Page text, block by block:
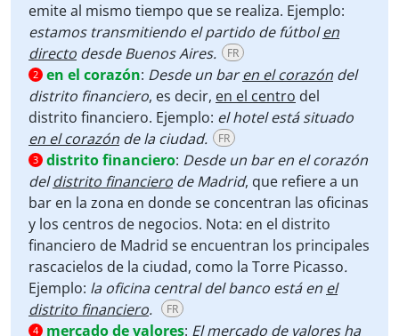
emite al mismo tiempo que se realiza. Ejemplo:
estamos transmitiendo el partido de fútbolen
directo desde Buenos Aires. FR
2 en el corazón: Desde un baren el corazón del
distrito financiero, es decir, en el centro del
distrito financiero. Ejemplo: el hotel está situado
en el corazón de la ciudad. FR
3 distrito financiero: Desde un bar en el corazón
deldistrito financiero de Madrid, que refiere a un
bar en la zona en donde se concentran las oficinas
y los centros de negocios. Nota: en el distrito
financiero de Madrid se encuentran los principales
rascacielos de la ciudad, como la Torre Picasso.
Ejemplo: la oficina central del banco está en el
distrito financiero. FR
4 mercado de valores: Elmercado de valoresha